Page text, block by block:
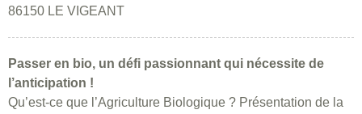
86150 LE VIGEANT
Passer en bio, un défi passionnant qui nécessite de
l’anticipation !
Qu’est-ce que l’Agriculture Biologique ? Présentation de la